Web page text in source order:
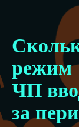
режим
ЧП
за